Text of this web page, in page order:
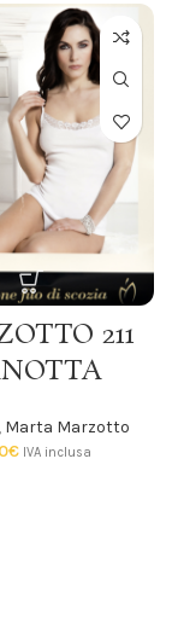
211
, Marta Marzotto
€ IVA inclusa